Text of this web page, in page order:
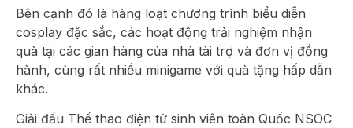
Bên cạnh đó là hàng loạt chương trình biểu diễn
cosplay đặc sắc, các hoạt động trải nghiệm nhận
quà tại các gian hàng của nhà tài trợ và đơn vị đồng
hành, cùng rất nhiều minigame với quà tặng hấp dẫn
khác.
Giải đấu Thể thao điện tử sinh viên toàn Quốc NSOC